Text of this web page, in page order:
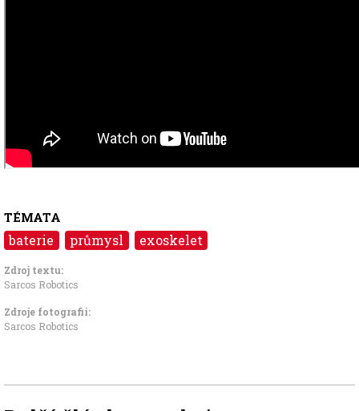
TÉMATA
baterie průmysl exoskelet
Zdroj textu:
Sarcos Robotics
Zdroje fotografii:
Sarcos Robotics